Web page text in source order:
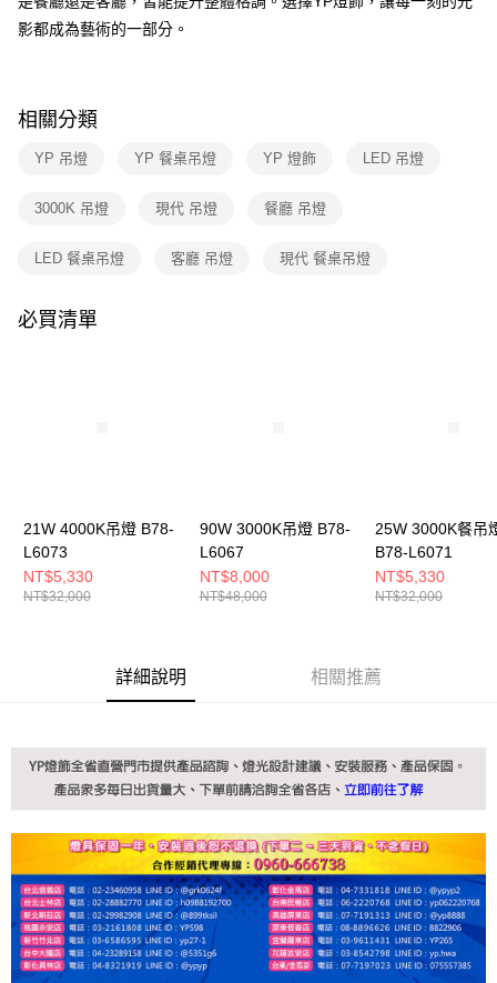
【關於「AFTEE先享後付」】
２．便利：只要手機號碼，簡訊認證，即可結帳。
３．安心：先確認商品／服務後，再付款。
【「AFTEE先享後付」結帳流程】
結帳頁面，進行簡訊認證並確認金額後，即可完成結帳。
３．收到繳費通知簡訊後14天內，點擊此簡訊中的連結，可透過四大超商／
ATM／網路銀行／等多元方式進行付款，方視為交易完成。
購買商品的店家。未經商家同意取消之訂單仍視為有效，需透過AFTEE先享
後付繳納相關費用。
https://aftee.tw/terms/#terms3
３．未成年的使用者請事先徵得法定代理人或監護人之同意方可使用
「AFTEE先享後付」，若未經同意申辦者引起之損失，本公司不負相關責
任。
４．使用「AFTEE先享後付」時，將依據個別帳號之用戶狀況，依本公司即
５．嚴禁一人註冊多個帳號或使用他人資訊註冊。若發現惡意使用之情形，
恩沛科技股份有限公司將有權停止該用戶之使用額度並採取法律行動。
每筆NT$180，滿NT$5,000(含以上)免運費
影都成為藝術的一部分。
相關分類
YP 吊燈 YP 餐桌吊燈 YP 燈飾 LED 吊燈
3000K 吊燈 現代 吊燈 餐廳 吊燈
LED 餐桌吊燈 客廳 吊燈 現代 餐桌吊燈
必買清單
21W 4000K吊燈 B78-
L6073
NT$5,330
NT$32,000
90W 3000K吊燈 B78-
L6067
NT$8,000
NT$48,000
25W 3000K餐吊
B78-L6071
NT$5,330
NT$32,000
詳細說明 相關推薦